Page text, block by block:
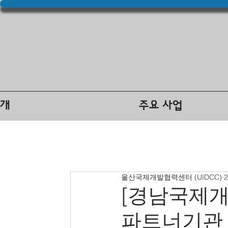
주요 사업
[경남국제
파트너기
울산국제개발협력센터 (UIDCC)